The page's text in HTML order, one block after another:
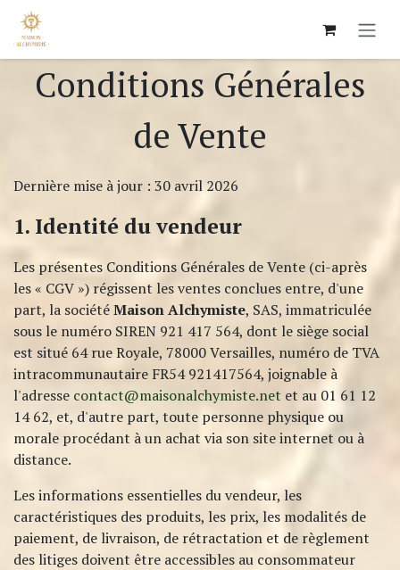
Skip to Content
Conditions Générales
de Vente
Dernière mise à jour : 30 avril 2026
1. Identité du vendeur
Les présentes Conditions Générales de Vente (ci-après
les « CGV ») régissent les ventes conclues entre, d'une
part, la sociétéMaison Alchymiste, SAS, immatriculée
sous le numéro SIREN 921 417 564, dont le siège social
est situé 64 rue Royale, 78000 Versailles, numéro de TVA
intracommunautaire FR54 921417564, joignable à
l'adresse contact@maisonalchymiste.net et au 01 61 12
14 62, et, d'autre part, toute personne physique ou
morale procédant à un achat via son site internet ou à
distance.
Les informations essentielles du vendeur, les
caractéristiques des produits, les prix, les modalités de
paiement, de livraison, de rétractation et de règlement
des litiges doivent être accessibles au consommateur